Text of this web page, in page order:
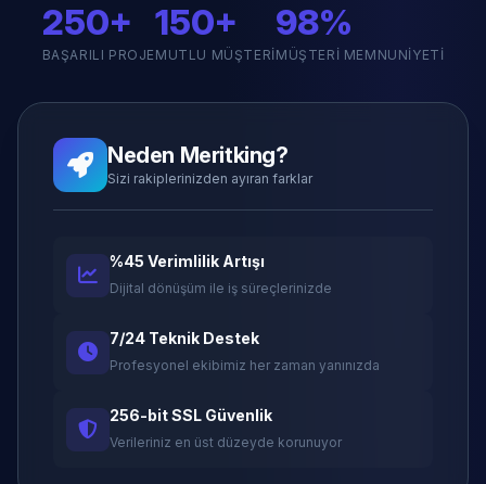
250+
BAŞARILI PROJE
150+
MUTLU MÜŞTERI
98%
MÜŞTERI MEMNUNIYETI
Neden Meritking?
Sizi rakiplerinizden ayıran farklar
%45 Verimlilik Artışı
Dijital dönüşüm ile iş süreçlerinizde
7/24 Teknik Destek
Profesyonel ekibimiz her zaman yanınızda
256-bit SSL Güvenlik
Verileriniz en üst düzeyde korunuyor